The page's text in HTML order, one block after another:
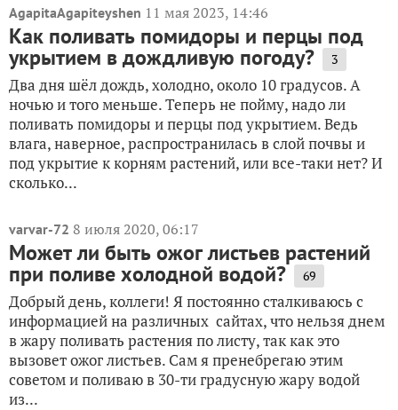
AgapitaAgapiteyshen 11 мая 2023, 14:46
Как поливать помидоры и перцы под
укрытием в дождливую погоду? 3
Два дня шёл дождь, холодно, около 10 градусов. А
ночью и того меньше. Теперь не пойму, надо ли
поливать помидоры и перцы под укрытием. Ведь
влага, наверное, распространилась в слой почвы и
под укрытие к корням растений, или все-таки нет? И
сколько...
varvar-72 8 июля 2020, 06:17
Может ли быть ожог листьев растений
при поливе холодной водой? 69
Добрый день, коллеги! Я постоянно сталкиваюсь с
информацией на различных сайтах, что нельзя днем
в жару поливать растения по листу, так как это
вызовет ожог листьев. Сам я пренебрегаю этим
советом и поливаю в 30-ти градусную жару водой
из...